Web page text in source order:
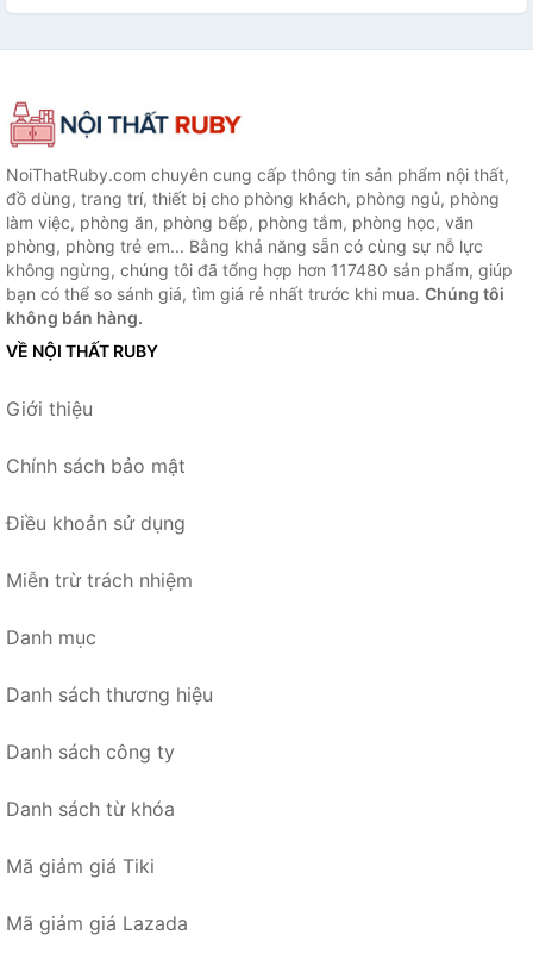
NoiThatRuby.com chuyên cung cấp thông tin sản phẩm nội thất,
đồ dùng, trang trí, thiết bị cho phòng khách, phòng ngủ, phòng
làm việc, phòng ăn, phòng bếp, phòng tắm, phòng học, văn
phòng, phòng trẻ em... Bằng khả năng sẵn có cùng sự nỗ lực
không ngừng, chúng tôi đã tổng hợp hơn 117480 sản phẩm, giúp
bạn có thể so sánh giá, tìm giá rẻ nhất trước khi mua. Chúng tôi
không bán hàng.
VỀ NỘI THẤT RUBY
Giới thiệu
Chính sách bảo mật
Điều khoản sử dụng
Miễn trừ trách nhiệm
Danh mục
Danh sách thương hiệu
Danh sách công ty
Danh sách từ khóa
Mã giảm giá Tiki
Mã giảm giá Lazada